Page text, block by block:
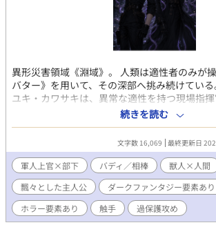
異形災害領域《淵域》。 人類は適性者のみが
バター》を用いて、その深部へ挑み続けてい
ユキ・カワサキは、異常な適性を持つ現場指
衛を務めるのは、静かな執着を抱くウミユリ種
ー・ローレンツ中佐。 死と隣り合わせの戦場
また送り出される日々の中で育まれる兵士た
未来SFミリタリーBL。
続きを読む
文字数 16,069 最終更新日
軍人上官×部下 バディ／相棒 獣人×人間
飄々とした主人公
ダークファンタジー要素あり
ホラー要素あり
触手 過保護攻め